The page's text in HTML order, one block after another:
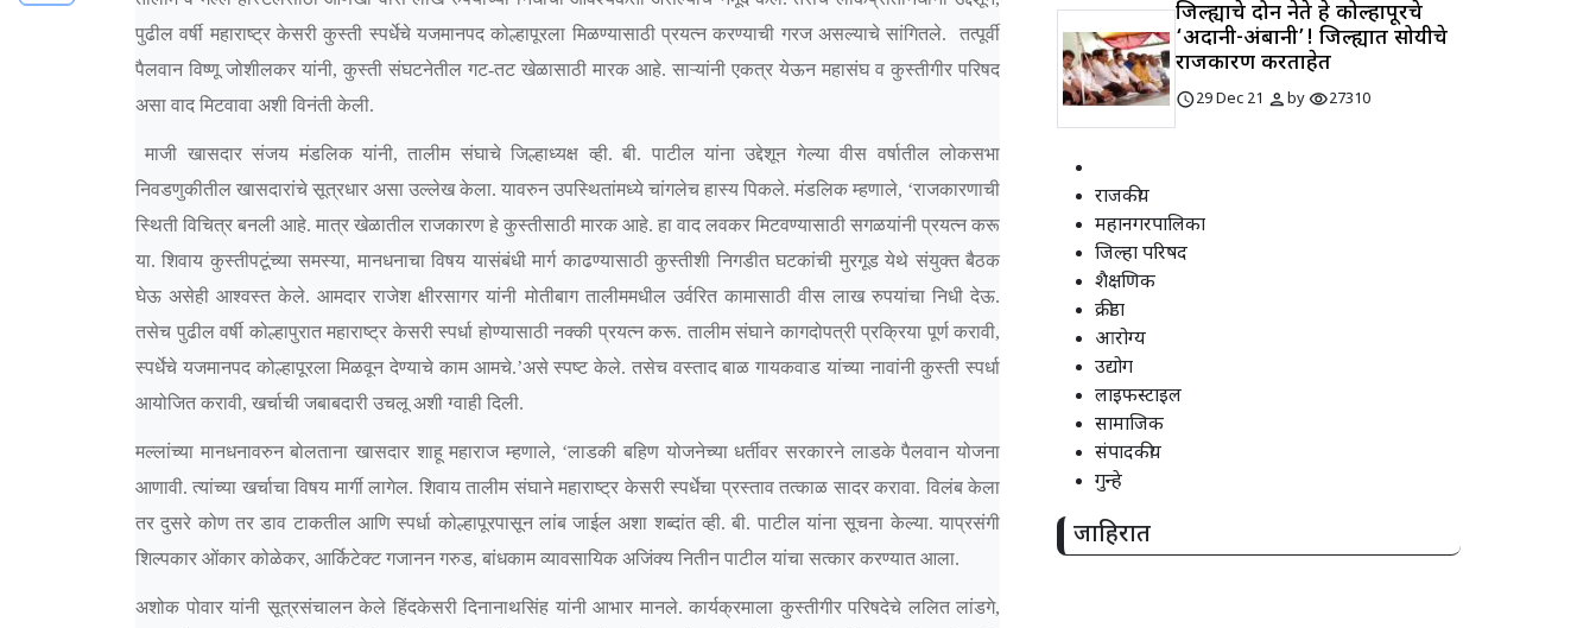
पुढील वर्षी महाराष्ट्र केसरी कुस्ती स्पर्धेचे यजमानपद कोल्हापूरला मिळण्यासाठी प्रयत्न करण्याची गरज असल्याचे सांगितले. तत्पूर्वी
पैलवान विष्णू जोशीलकर यांनी, कुस्ती संघटनेतील गट-तट खेळासाठी मारक आहे. साऱ्यांनी एकत्र येऊन महासंघ व कुस्तीगीर परिषद
असा वाद मिटवावा अशी विनंती केली.
माजी खासदार संजय मंडलिक यांनी, तालीम संघाचे जिल्हाध्यक्ष व्ही. बी. पाटील यांना उद्देशून गेल्या वीस वर्षातील लोकसभा
निवडणुकीतील खासदारांचे सूत्रधार असा उल्लेख केला. यावरुन उपस्थितांमध्ये चांगलेच हास्य पिकले. मंडलिक म्हणाले, ‘राजकारणाची
स्थिती विचित्र बनली आहे. मात्र खेळातील राजकारण हे कुस्तीसाठी मारक आहे. हा वाद लवकर मिटवण्यासाठी सगळयांनी प्रयत्न करू
या. शिवाय कुस्तीपटूंच्या समस्या, मानधनाचा विषय यासंबंधी मार्ग काढण्यासाठी कुस्तीशी निगडीत घटकांची मुरगूड येथे संयुक्त बैठक
घेऊ असेही आश्वस्त केले. आमदार राजेश क्षीरसागर यांनी मोतीबाग तालीममधील उर्वरित कामासाठी वीस लाख रुपयांचा निधी देऊ.
तसेच पुढील वर्षी कोल्हापुरात महाराष्ट्र केसरी स्पर्धा होण्यासाठी नक्की प्रयत्न करू. तालीम संघाने कागदोपत्री प्रक्रिया पूर्ण करावी,
स्पर्धेचे यजमानपद कोल्हापूरला मिळवून देण्याचे काम आमचे.’असे स्पष्ट केले. तसेच वस्ताद बाळ गायकवाड यांच्या नावांनी कुस्ती स्पर्धा
आयोजित करावी, खर्चाची जबाबदारी उचलू अशी ग्वाही दिली.
मल्लांच्या मानधनावरुन बोलताना खासदार शाहू महाराज म्हणाले, ‘लाडकी बहिण योजनेच्या धर्तीवर सरकारने लाडके पैलवान योजना
आणावी. त्यांच्या खर्चाचा विषय मार्गी लागेल. शिवाय तालीम संघाने महाराष्ट्र केसरी स्पर्धेचा प्रस्ताव तत्काळ सादर करावा. विलंब केला
तर दुसरे कोण तर डाव टाकतील आणि स्पर्धा कोल्हापूरपासून लांब जाईल अशा शब्दांत व्ही. बी. पाटील यांना सूचना केल्या. याप्रसंगी
शिल्पकार ओंकार कोळेकर, आर्किटेक्ट गजानन गरुड, बांधकाम व्यावसायिक अजिंक्य नितीन पाटील यांचा सत्कार करण्यात आला.
अशोक पोवार यांनी सूत्रसंचालन केले हिंदकेसरी दिनानाथसिंह यांनी आभार मानले. कार्यक्रमाला कुस्तीगीर परिषदेचे ललित लांडगे,
जिल्ह्याचे दोन नेते हे कोल्हापूरचे
‘अदानी-अंबानी’! जिल्ह्यात सोयीचे
राजकारण करताहेत
schedule29 Dec 21 personbyvisibility27310
राजकीय
महानगरपालिका
जिल्हा परिषद
शैक्षणिक
क्रीडा
आरोग्य
उद्योग
लाइफस्टाइल
सामाजिक
संपादकीय
गुन्हे
जाहिरात